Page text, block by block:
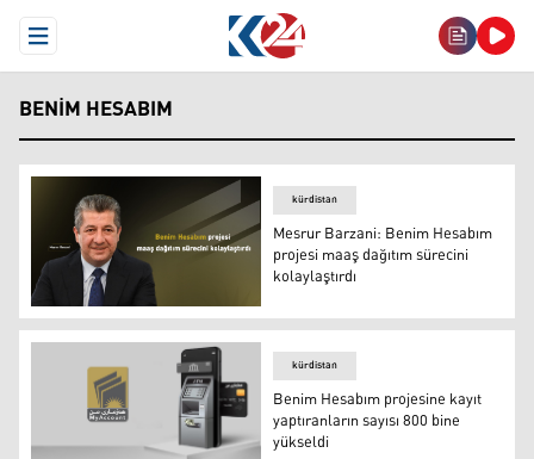
Open Menu
BENIM HESABIM
Mesrur Barzani: Benim Hesabım projesi maaş dağıtım
kürdistan
Mesrur Barzani: Benim Hesabım
projesi maaş dağıtım sürecini
kolaylaştırdı
kürdistan
Benim Hesabım projesine kayıt
yaptıranların sayısı 800 bine
yükseldi